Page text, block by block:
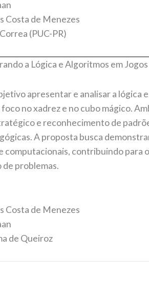
Costa de Menezes
(PUC-PR)
a Lógica e Algoritmos em
apresentar e analisar a lógica
no xadrez e no cubo mágico.
e reconhecimento de
A proposta busca
computacionais, contribuindo para
de problemas.
Costa de Menezes
de Queiroz